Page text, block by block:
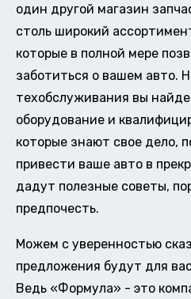
один другой магазин
столь широкий
которые в полной мере
заботиться о вашем авто.
техобслуживания вы
оборудование и
которые знают свое дело,
привести ваше авто в
дадут полезные советы,
предпочесть.
Можем с уверенностью
предложения будут для
Ведь «Формула» - это